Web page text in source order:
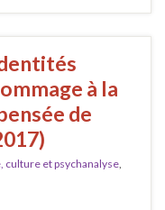
à la
de
culture et psychanalyse